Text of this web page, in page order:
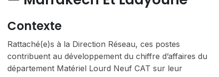
Contexte
Rattaché(e)s à la Direction Réseau, ces postes
contribuent au développement du chiffre d’affaires du
département Matériel Lourd Neuf CAT sur leur